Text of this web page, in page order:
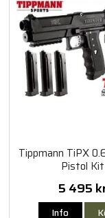
Tippmann TiPX
Pistol Kit
5 495
Info